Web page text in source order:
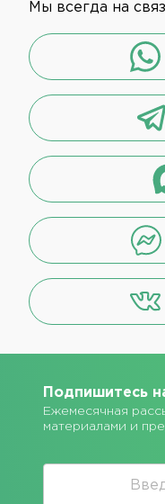
Мы всегда на
Подпишитесь
Ежемесячная
материалами и